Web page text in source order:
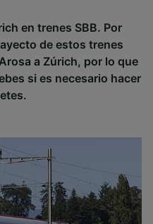
en trenes SBB. Por
de estos trenes
a Zúrich, por lo que
si es necesario hacer